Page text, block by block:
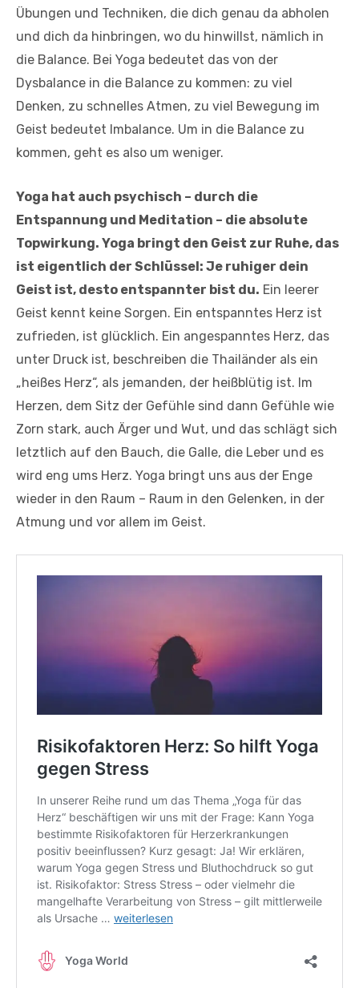
Übungen und Techniken, die dich genau da abholen
und dich da hinbringen, wo du hinwillst, nämlich in
die Balance. Bei Yoga bedeutet das von der
Dysbalance in die Balance zu kommen: zu viel
Denken, zu schnelles Atmen, zu viel Bewegung im
Geist bedeutet Imbalance. Um in die Balance zu
kommen, geht es also um weniger.
Yoga hat auch psychisch – durch die
Entspannung und Meditation – die absolute
Topwirkung. Yoga bringt den Geist zur Ruhe, das
ist eigentlich der Schlüssel: Je ruhiger dein
Geist ist, desto entspannter bist du. Ein leerer
Geist kennt keine Sorgen. Ein entspanntes Herz ist
zufrieden, ist glücklich. Ein angespanntes Herz, das
unter Druck ist, beschreiben die Thailänder als ein
„heißes Herz“, als jemanden, der heißblütig ist. Im
Herzen, dem Sitz der Gefühle sind dann Gefühle wie
Zorn stark, auch Ärger und Wut, und das schlägt sich
letztlich auf den Bauch, die Galle, die Leber und es
wird eng ums Herz. Yoga bringt uns aus der Enge
wieder in den Raum – Raum in den Gelenken, in der
Atmung und vor allem im Geist.